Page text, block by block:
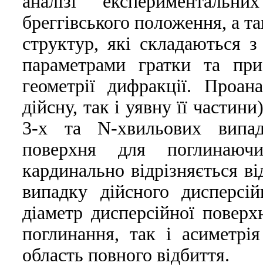
бреггівського положення, а
структур, які складаються
параметрами гратки та
геометрії дифракції.
дійсну, так і уявну її
3-х та N-хвильових
поверхня для
кардинально
випадку дійсного
діаметр дисперсійної
поглинання, так і
область повного відбиття.